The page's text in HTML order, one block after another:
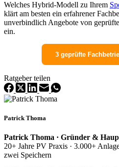
Welches Hybrid-Modell zu Ihrem
klärt am besten ein erfahrener
unverbindlich Angebote von
ein.
3 geprüfte
Ratgeber teilen
Patrick Thoma
Patrick Thoma · Gründer &
20+ Jahre PV Praxis · 3.000+
zwei Speichern